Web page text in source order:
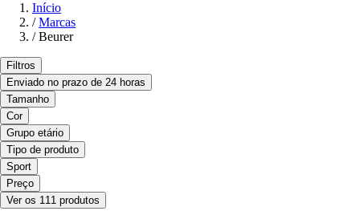
Início
/ Marcas
/ Beurer
Filtros
Enviado no prazo de 24 horas
Tamanho
Cor
Grupo etário
Tipo de produto
Sport
Preço
Ver os 111 produtos